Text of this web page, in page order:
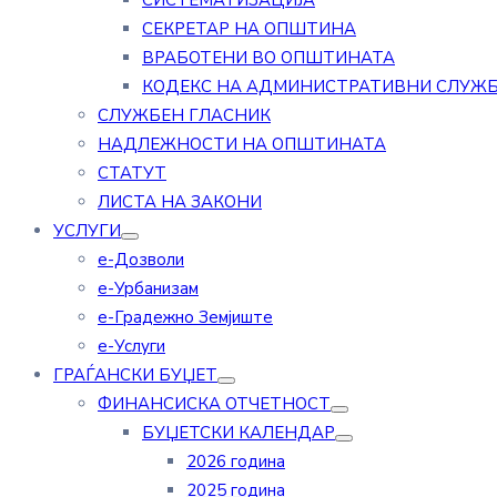
СЕКРЕТАР НА ОПШТИНА
ВРАБОТЕНИ ВО ОПШТИНАТА
КОДЕКС НА АДМИНИСТРАТИВНИ
СЛУЖБЕН ГЛАСНИК
НАДЛЕЖНОСТИ НА ОПШТИНАТА
СТАТУТ
ЛИСТА НА ЗАКОНИ
УСЛУГИ
е-Дозволи
е-Урбанизам
е-Градежно Земјиште
е-Услуги
ГРАЃАНСКИ БУЏЕТ
ФИНАНСИСКА ОТЧЕТНОСТ
БУЏЕТСКИ КАЛЕНДАР
2026 година
2025 година